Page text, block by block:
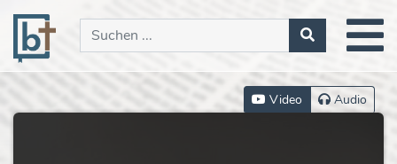
Video Audio